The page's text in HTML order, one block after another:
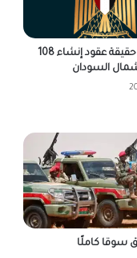
مصر تكشف حقيقة عقود إنشاء 108
السودان
سوقا كاملًا